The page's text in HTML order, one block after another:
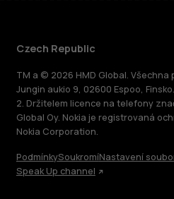
Czech Republic
TM a © 2026 HMD Global.
Jungin aukio 9, 02600 Espoo,
2. Držitelem licence na telefony
Global Oy. Nokia je registrovaná
Nokia Corporation.
PodmínkySoukromíNastavení
Speak Up channel